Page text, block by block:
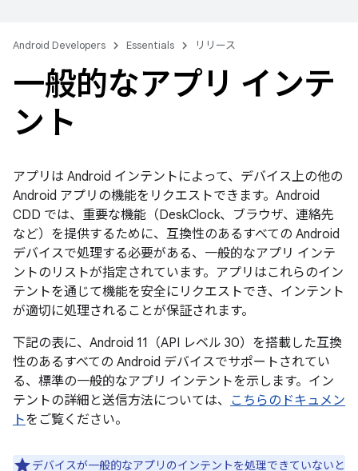
Android Developers Essentials リリース
一般的なアプリ インテ
ント
アプリは Android インテントによって、デバイス上の他の
Android アプリの機能をリクエストできます。Android
CDD では、重要な機能（DeskClock、ブラウザ、連絡先
など）を提供するために、互換性のあるすべての Android
デバイスで処理する必要がある、一般的なアプリ インテ
ントのリストが指定されています。アプリはこれらのイン
テントを通じて機能を安全にリクエストでき、インテント
が適切に処理されることが保証されます。
下記の表に、Android 11（API レベル 30）を搭載した互換
性のあるすべての Android デバイスでサポートされてい
る、標準の一般的なアプリ インテントを示します。イン
テントの詳細と送信方法については、 こちらのドキュメン
トをご覧ください。
デバイスが一般的なアプリのインテントを処理できていないと